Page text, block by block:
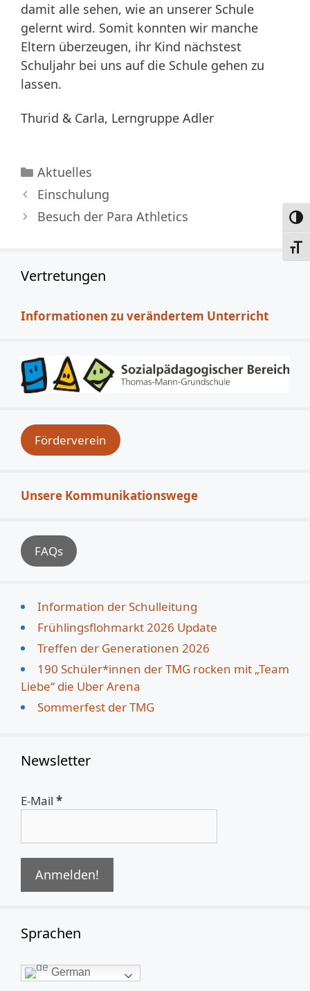
damit alle sehen, wie an unserer Schule
gelernt wird. Somit konnten wir manche
Eltern überzeugen, ihr Kind nächstest
Schuljahr bei uns auf die Schule gehen zu
lassen.
Thurid & Carla, Lerngruppe Adler
Kategorien
Aktuelles
Einschulung
Besuch der Para Athletics
Vertretungen
Informationen zu verändertem Unterricht
Förderverein
Unsere Kommunikationswege
FAQs
Information der Schulleitung
Frühlingsflohmarkt 2026 Update
Treffen der Generationen 2026
190 Schüler*innen der TMG rocken mit „Team
Liebe“ die Uber Arena
Sommerfest der TMG
Newsletter
E-Mail *
Sprachen
German